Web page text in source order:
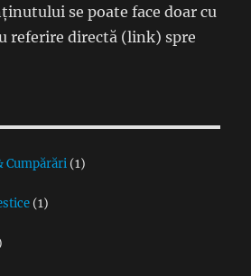
se poate face doar cu
referire directă (link) spre
Cumpărări(1)
(1)